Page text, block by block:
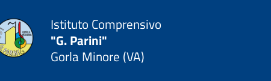
Istituto Comprensivo
"G. Parini"
Gorla Minore (VA)